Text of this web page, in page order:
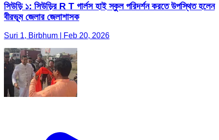
সিউড়ি ১: সিউড়ির R T গার্লস হাই স্কুল পরিদর্শন করতে উপস্থিত হলেন
বীরভূম জেলার জেলাশাসক
Suri 1, Birbhum | Feb 20, 2026